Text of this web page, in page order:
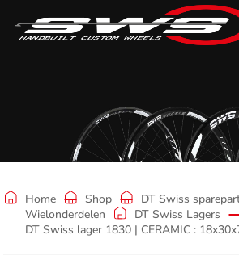
Shop
Home Shop DT Swiss
Wielonderdelen
DT Swiss Lagers
DT Swiss lager 1830 | CERAMIC :